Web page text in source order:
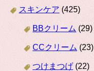
スキンケア (425)
BBクリーム (29)
CCクリーム (23)
つけまつげ (22)